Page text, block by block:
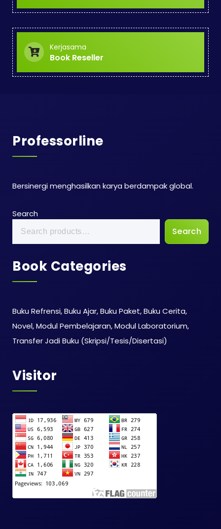
Kerjasama
Book Reseller
Professorline
Bersinergi menghasilkan karya berdampak global.
Search
Search
Book Categories
Buku Refrensi, Buku Ajar, Buku Paket, Buku Cerita,
Novel, Modul Pembelajaran, Modul Laboratorium,
Transfer Jadi Buku (Skripsi/Tesis/Disertasi)
Visitor